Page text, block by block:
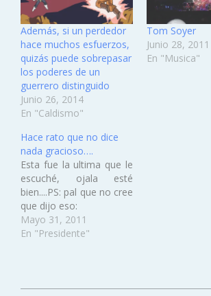
Además, si un perdedor
hace muchos esfuerzos,
quizás puede sobrepasar
los poderes de un
guerrero distinguido
Junio 26, 2014
En "Caldismo"
Tom Soyer
Junio 28, 2011
En "Musica"
Hace rato que no dice
nada gracioso….
Esta fue la ultima que le
escuché, ojala esté
bien....PS: pal que no cree
que dijo eso:
Mayo 31, 2011
En "Presidente"